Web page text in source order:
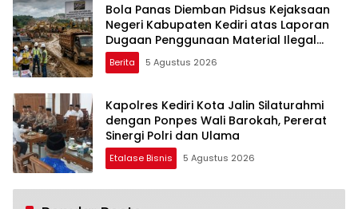
Bola Panas Diemban Pidsus Kejaksaan
Negeri Kabupaten Kediri atas Laporan
Dugaan Penggunaan Material Ilegal
Proyek Tol Kediri Oleh PT. HASTARI JAYA
SENTOSA
Berita 5 Agustus 2026
Kapolres Kediri Kota Jalin Silaturahmi
dengan Ponpes Wali Barokah, Pererat
Sinergi Polri dan Ulama
Etalase Bisnis 5 Agustus 2026